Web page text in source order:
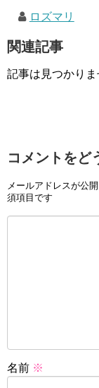
ロズマリ
関連記事
記事は見つかりま
コメントをど
メールアドレスが公
須項目です
名前 ※